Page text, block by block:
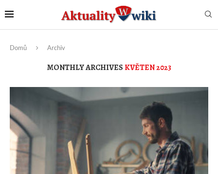
Domů Archiv
MONTHLY ARCHIVESKVĚTEN 2023